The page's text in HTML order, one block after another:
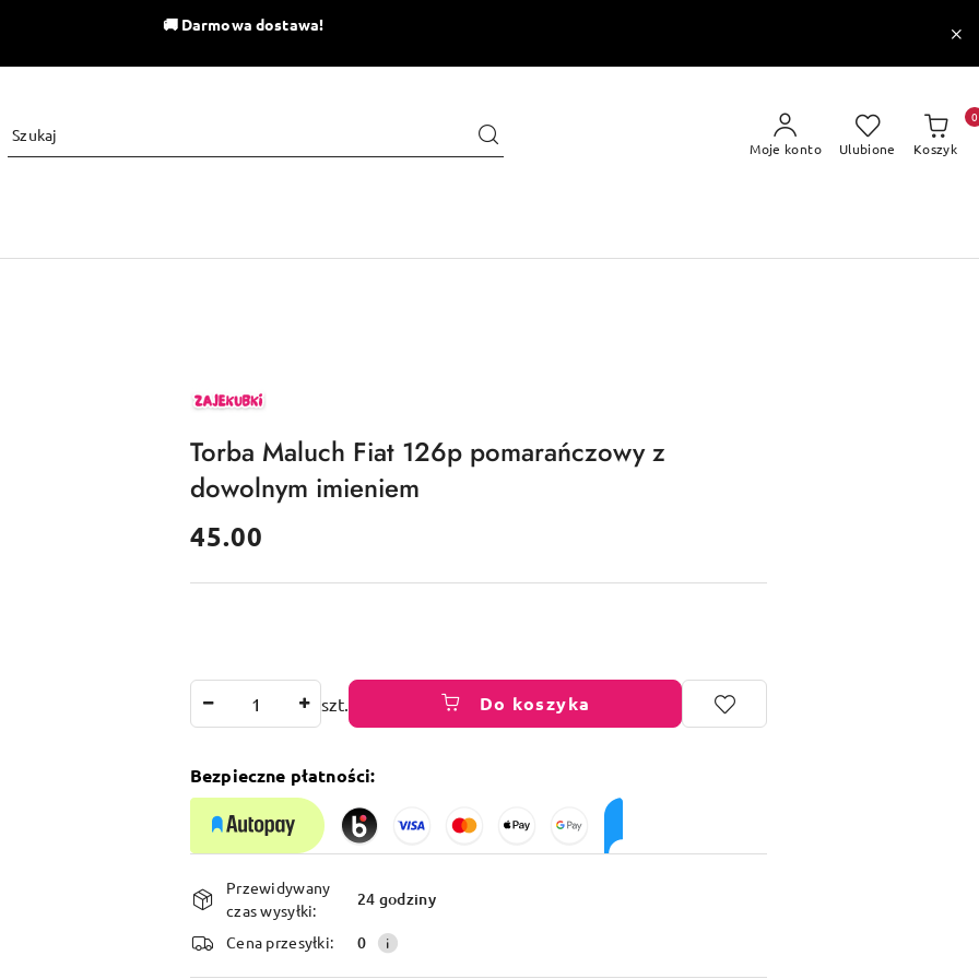
🚚 Darmowa dostawa!
Moje konto Ulubione Koszyk
0
ZAJEKUBKI
Torba Maluch Fiat 126p pomarańczowy z
dowolnym imieniem
cena:
45.00
szt. Do koszyka
Bezpieczne płatności:
Dostępność
i
dostawa
Przewidywany
czas wysyłki:
24 godziny
Cena przesyłki: 0